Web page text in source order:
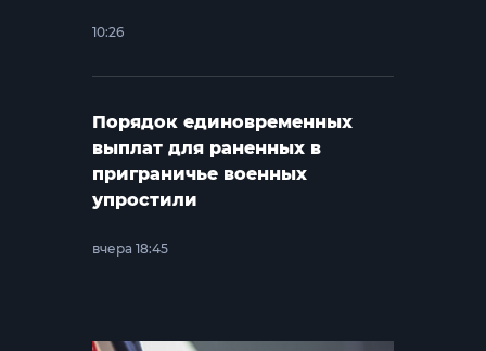
10:26
Порядок единовременных
выплат для раненных в
приграничье военных
упростили
вчера 18:45